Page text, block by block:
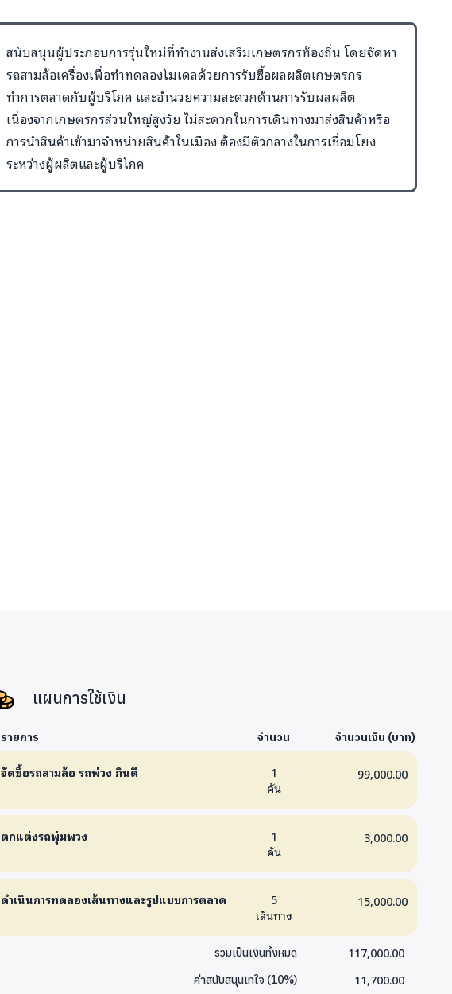
สนับสนุนผู้ประกอบการรุ่นใหม่ที่ทำงานส่งเสริมเกษตรกรท้องถิ่น โดยจัดหา
รถสามล้อเครื่องเพื่อทำทดลองโมเดลด้วยการรับซื้อผลผลิตเกษตรกร
ทำการตลาดกับผู้บริโภค และอำนวยความสะดวกด้านการรับผลผลิต
เนื่องจากเกษตรกรส่วนใหญ่สูงวัย ไม่สะดวกในการเดินทางมาส่งสินค้าหรือ
การนำสินค้าเข้ามาจำหน่ายสินค้าในเมือง ต้องมีตัวกลางในการเชื่อมโยง
ระหว่างผู้ผลิตและผู้บริโภค
แผนการใช้เงิน
รายการ จำนวน จำนวนเงิน (บาท)
จัดซื้อรถสามล้อ รถพ่วง กินดี
1
คัน
99,000.00
ตกแต่งรถพุ่มพวง
1
คัน
3,000.00
ดำเนินการทดลองเส้นทางและรูปแบบการตลาด
5
เส้นทาง
15,000.00
รวมเป็นเงินทั้งหมด 117,000.00
ค่าสนับสนุนเทใจ (10%) 11,700.00